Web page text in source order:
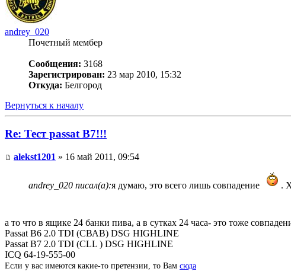
andrey_020
Почетный мембер
Сообщения: 3168
Зарегистрирован: 23 мар 2010, 15:32
Откуда: Белгород
Вернуться к началу
Re: Тест passat B7!!!
alekst1201 » 16 май 2011, 09:54
andrey_020 писал(а):я думаю, это всего лишь совпадение .
а то что в ящике 24 банки пива, а в сутках 24 часа- это тоже
Passat B6 2.0 TDI (СВАВ) DSG HIGHLINE
Passat B7 2.0 TDI (СLL ) DSG HIGHLINE
ICQ 64-19-555-00
Если у вас имеются какие-то претензии, то Вам сюда